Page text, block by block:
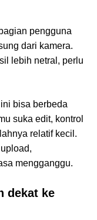
pengguna
dari kamera.
lebih netral, perlu
bisa berbeda
suka edit, kontrol
relatif kecil.
mengganggu.
dekat ke